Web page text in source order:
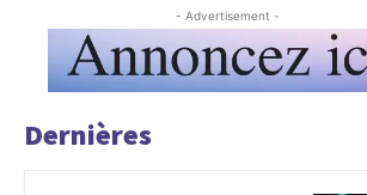
- Advertisement -
Dernières